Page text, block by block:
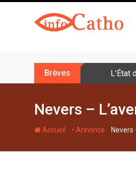
t
Brèves L’État
Nevers –
Accueil - • Annonce -